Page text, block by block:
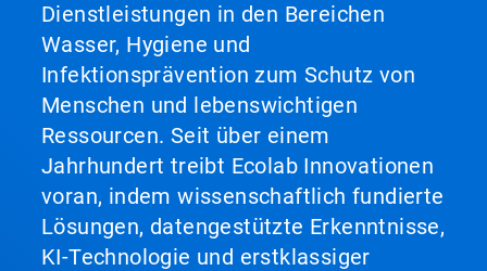
Dienstleistungen in den Bereichen
Wasser, Hygiene und
Infektionsprävention zum Schutz von
Menschen und lebenswichtigen
Ressourcen. Seit über einem
Jahrhundert treibt Ecolab Innovationen
voran, indem wissenschaftlich fundierte
Lösungen, datengestützte Erkenntnisse,
KI-Technologie und erstklassiger